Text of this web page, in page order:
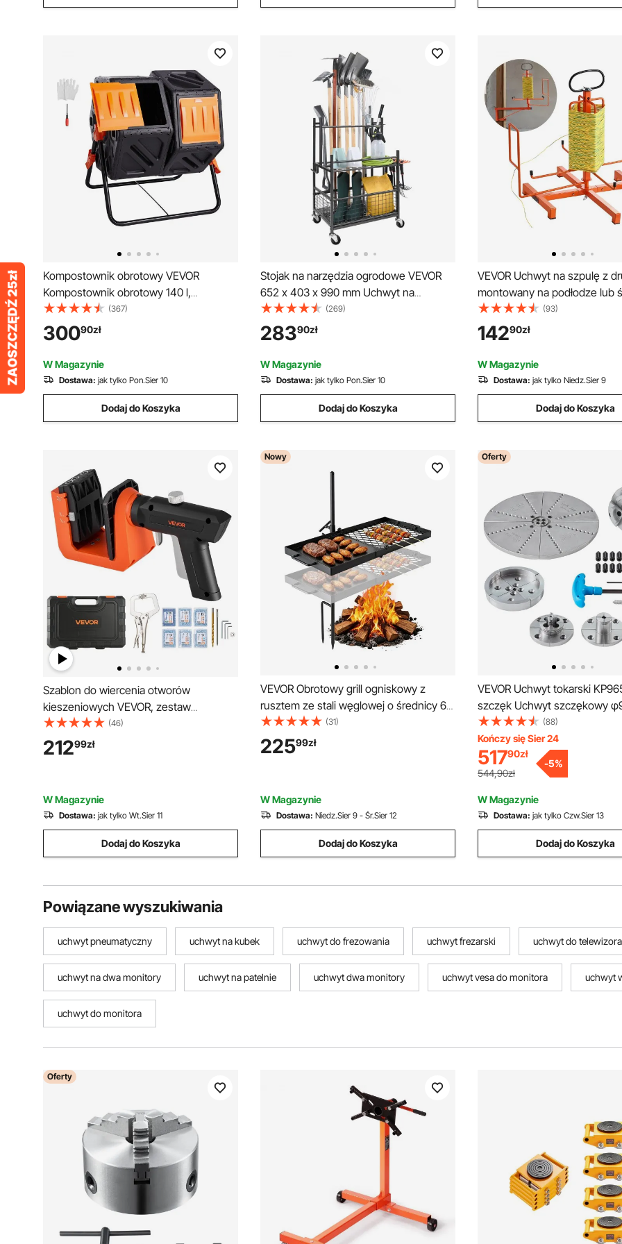
Kompostownik obrotowy VEVOR
Kompostownik obrotowy 140 l,
kompostownik bębnowy Kompostownik
obrotowy dwukomorowy 785 x 605 x
795 mm, 40 kg Nośny pojemnik na
kompost ogrodowy z rękawicami
(367)
30090zł
W Magazynie
Dostawa: jak tylko Pon.Sier 10
Dodaj do Koszyka
Stojak na narzędzia ogrodowe VEVOR
652 x 403 x 990 mm Uchwyt na
narzędzia Organizer ze stali węglowej
Wielofunkcyjny stojak na narzędzia
ogrodowe 16 gniazd 18 haczyków
Uchwyt na narzędzia ogrodowe Uchwyt
na miotłę
(269)
28390zł
W Magazynie
Dostawa: jak tylko Pon.Sier 10
Dodaj do Koszyka
VEVOR Uchwyt na szpulę z
montowany na podłodze lub
(45/22,7 kg), podajnik szpul z
przenośny bęben z uchwytem,
obrotowy uchwyt, do
różnych warunkach
(93)
14290zł
W Magazynie
Dostawa: jak tylko Niedz.Sier 9
Dodaj do Koszyka
Szablon do wiercenia otworów
kieszeniowych VEVOR, zestaw
szablonów do wiercenia otworów
kieszeniowych, 12,7, 19, 38,1 mm,
uchwyt obrotowy 360°, 260 śrub, zacisk
drewna
(46)
21299zł
W Magazynie
Dostawa: jak tylko Wt.Sier 11
Dodaj do Koszyka
Nowy
VEVOR Obrotowy grill ogniskowy z
rusztem ze stali węglowej o średnicy 61
cm, obrotowy grill z regulacją wysokości
360° i stojakiem, obrotowy grill
zewnętrzny na otwarty ogień,
(31)
22599zł
W Magazynie
Dostawa: Niedz.Sier 9 - Śr.Sier 12
Dodaj do Koszyka
Oferty
VEVOR Uchwyt tokarski
szczęk Uchwyt szczękowy
wykonany z 45# Zakres
70 mm Gwint wewnętrzny
x 3,5 TPI Uchwyt tokarski
tokarski
(88)
Kończy się Sier 24
51790zł
544,90zł
-5%
W Magazynie
Dostawa: jak tylko Czw.Sier 13
Dodaj do Koszyka
Powiązane wyszukiwania
uchwyt pneumatyczny uchwyt na kubek uchwyt do frezowania uchwyt frezarski uchwyt do
uchwyt na dwa monitory uchwyt na patelnie uchwyt dwa monitory uchwyt vesa do monitora uchwyt
uchwyt do monitora
Oferty